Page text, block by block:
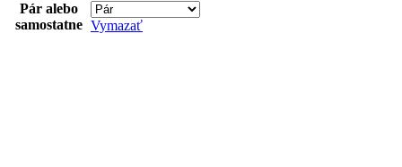
Pár alebo
samostatne Vymazať